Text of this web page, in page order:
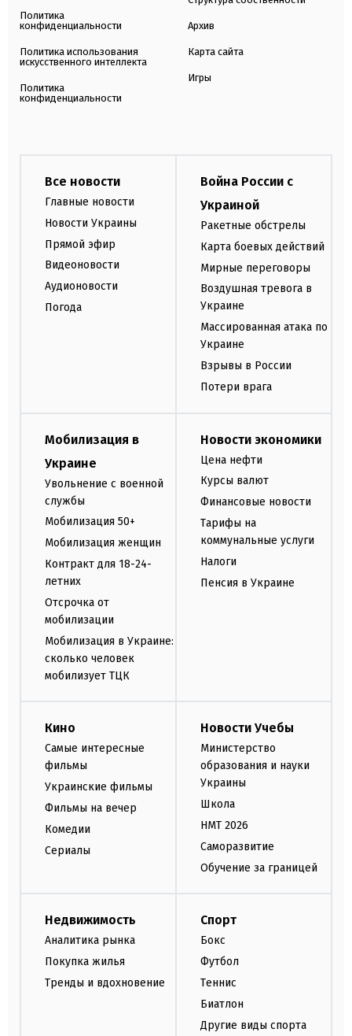
Политика
конфиденциальности
Политика использования
искусственного интеллекта
Политика
конфиденциальности
Архив
Карта сайта
Игры
Все новости
Главные новости
Новости Украины
Прямой эфир
Видеоновости
Аудионовости
Погода
Война России с
Украиной
Ракетные обстрелы
Карта боевых действий
Мирные переговоры
Воздушная тревога в
Украине
Массированная атака по
Украине
Взрывы в России
Потери врага
Мобилизация в
Украине
Увольнение с военной
службы
Мобилизация 50+
Мобилизация женщин
Контракт для 18-24-
летних
Отсрочка от
мобилизации
Мобилизация в Украине:
сколько человек
мобилизует ТЦК
Новости экономики
Цена нефти
Курсы валют
Финансовые новости
Тарифы на
коммунальные услуги
Налоги
Пенсия в Украине
Кино
Самые интересные
фильмы
Украинские фильмы
Фильмы на вечер
Комедии
Сериалы
Новости Учебы
Министерство
образования и науки
Украины
Школа
НМТ 2026
Саморазвитие
Обучение за границей
Недвижимость
Аналитика рынка
Покупка жилья
Тренды и вдохновение
Спорт
Бокс
Футбол
Теннис
Биатлон
Другие виды спорта